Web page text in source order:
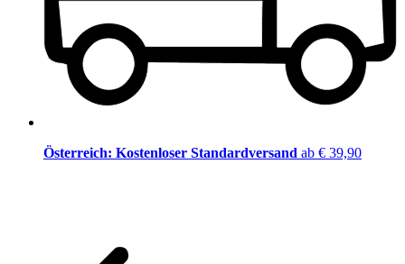
Österreich: Kostenloser Standardversand ab € 39,90